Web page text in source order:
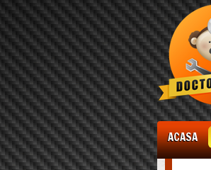
ACASA